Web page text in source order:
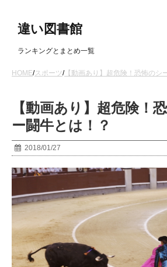
違い図書館
ランキングとまとめ一覧
HOME/スポーツ/【動画あり】超危険！恐怖のシ
【動画あり】超危険！
ー闘牛とは！？
2018/01/27